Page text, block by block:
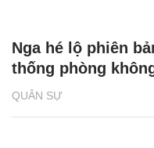
QUÂN SỰ
Nga hé lộ phiên
thống phòng